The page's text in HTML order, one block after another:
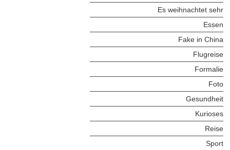
Es weihnachtet sehr
Essen
Fake in China
Flugreise
Formalie
Foto
Gesundheit
Kurioses
Reise
Sport